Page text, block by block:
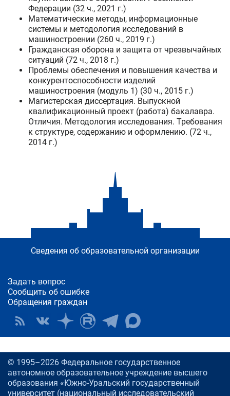
Федерации (32 ч., 2021 г.)
Математические методы, информационные
системы и методология исследований в
машиностроении (260 ч., 2019 г.)
Гражданская оборона и защита от чрезвычайных
ситуаций (72 ч., 2018 г.)
Проблемы обеспечения и повышения качества и
конкурентоспособности изделий
машиностроения (модуль 1) (30 ч., 2015 г.)
Магистерская диссертация. Выпускной
квалификационный проект (работа) бакалавра.
Отличия. Методология исследования. Требования
к структуре, содержанию и оформлению. (72 ч.,
2014 г.)
Сведения об образовательной организации
Задать вопрос
Сообщить об ошибке
Обращения граждан
© 1995–2026 Федеральное государственное
автономное образовательное учреждение высшего
образования «Южно-Уральский государственный
университет (национальный исследовательский